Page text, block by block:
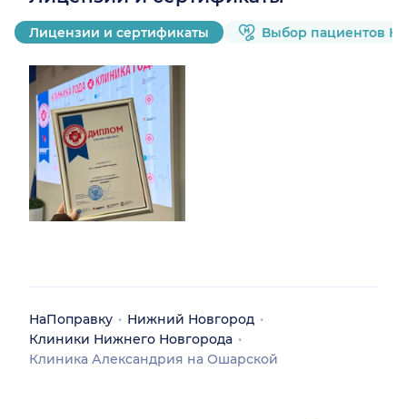
Лицензии и сертификаты Выбор пациентов
НаПоправку
Нижний Новгород
Клиники Нижнего Новгорода
Клиника Александрия на Ошарской